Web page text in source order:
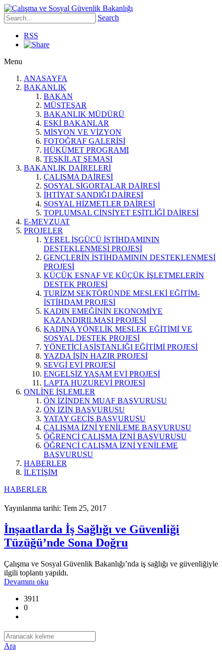
Search
RSS
Menu
ANASAYFA
BAKANLIK
BAKAN
MÜSTEŞAR
BAKANLIK MÜDÜRÜ
ESKİ BAKANLAR
MİSYON VE VİZYON
FOTOĞRAF GALERİSİ
HÜKÜMET PROGRAMI
TEŞKİLAT ŞEMASI
BAKANLIK DAİRELERİ
ÇALIŞMA DAİRESİ
SOSYAL SİGORTALAR DAİRESİ
İHTİYAT SANDIĞI DAİRESİ
SOSYAL HİZMETLER DAİRESİ
TOPLUMSAL CİNSİYET EŞİTLİĞİ DAİRESİ
E-MEVZUAT
PROJELER
YEREL İŞGÜCÜ İSTİHDAMININ
DESTEKLENMESİ PROJESİ
GENÇLERİN İSTİHDAMININ DESTEKLENMESİ
PROJESİ
KÜÇÜK ESNAF VE KÜÇÜK İŞLETMELERİN
DESTEK PROJESİ
TURİZM SEKTÖRÜNDE MESLEKİ EĞİTİM-
İSTİHDAM PROJESİ
KADIN EMEĞİNİN EKONOMİYE
KAZANDIRILMASI PROJESİ
KADINA YÖNELİK MESLEK EĞİTİMİ VE
SOSYAL DESTEK PROJESİ
YÖNETİCİ ASİSTANLIĞI EĞİTİMİ PROJESİ
YAZDA İŞİN HAZIR PROJESİ
SEVGİ EVİ PROJESİ
ENGELSİZ YAŞAM EVİ PROJESİ
LAPTA HUZUREVİ PROJESİ
ONLİNE İŞLEMLER
ÖN İZİNDEN MUAF BAŞVURUSU
ÖN İZİN BAŞVURUSU
YATAY GEÇİŞ BAŞVURUSU
ÇALIŞMA İZNİ YENİLEME BAŞVURUSU
ÖĞRENCİ ÇALIŞMA İZNİ BAŞVURUSU
ÖĞRENCİ ÇALIŞMA İZNİ YENİLEME
BAŞVURUSU
HABERLER
İLETİŞİM
HABERLER
Yayınlanma tarihi: Tem 25, 2017
İnşaatlarda İş Sağlığı ve Güvenliği
Tüzüğü’nde Sona Doğru
Çalışma ve Sosyal Güvenlik Bakanlığı’nda iş sağlığı ve güvenliğiyle
ilgili toplantı yapıldı.
Devamını oku
3911
0
Ara